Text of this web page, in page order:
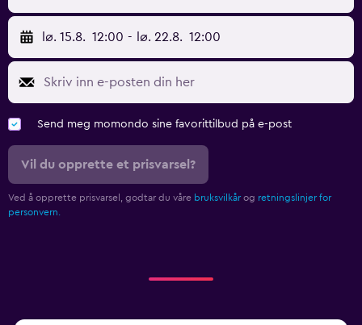
lø. 15.8. 12:00 - lø. 22.8. 12:00
Send meg momondo sine favorittilbud på e-post
Vil du opprette et prisvarsel?
Ved å opprette prisvarsel, godtar du våre bruksvilkår og retningslinjer for
personvern.